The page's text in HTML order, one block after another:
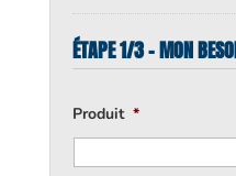
ÉTAPE 1/3 - MON
Produit *